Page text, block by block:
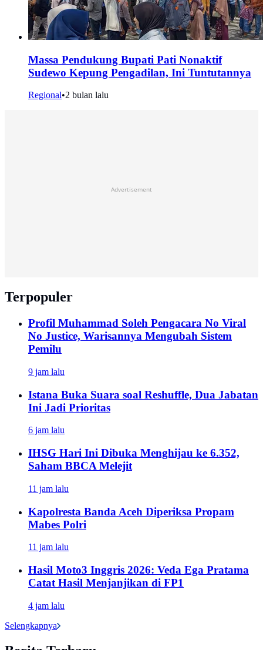
Massa Pendukung Bupati Pati Nonaktif
Sudewo Kepung Pengadilan, Ini Tuntutannya
Regional•2 bulan lalu
Advertisement
Terpopuler
Profil Muhammad Soleh Pengacara No Viral
No Justice, Warisannya Mengubah Sistem
Pemilu
9 jam lalu
Istana Buka Suara soal Reshuffle, Dua Jabatan
Ini Jadi Prioritas
6 jam lalu
IHSG Hari Ini Dibuka Menghijau ke 6.352,
Saham BBCA Melejit
11 jam lalu
Kapolresta Banda Aceh Diperiksa Propam
Mabes Polri
11 jam lalu
Hasil Moto3 Inggris 2026: Veda Ega Pratama
Catat Hasil Menjanjikan di FP1
4 jam lalu
Selengkapnya